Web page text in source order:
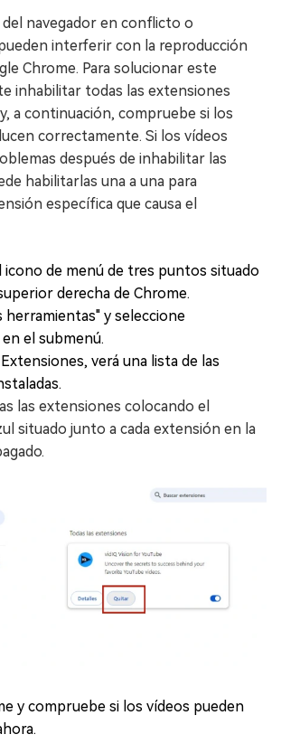
del navegador en conflicto o
interferir con la reproducción
Chrome. Para solucionar este
inhabilitar todas las extensiones
a continuación, compruebe si los
correctamente. Si los vídeos
después de inhabilitar las
habilitarlas una a una para
específica que causa el
icono de menú de tres puntos situado
derecha de Chrome.
herramientas" y seleccione
el submenú.
verá una lista de las
las extensiones colocando el
situado junto a cada extensión en la
y compruebe si los vídeos pueden